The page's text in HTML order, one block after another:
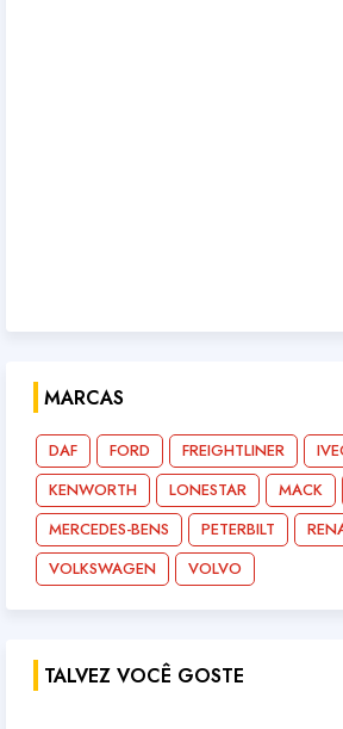
MARCAS
DAF FORD FREIGHTLINER
KENWORTH
LONESTAR MACK
MERCEDES-BENS
PETERBILT
VOLKSWAGEN
VOLVO
TALVEZ VOCÊ GOSTE